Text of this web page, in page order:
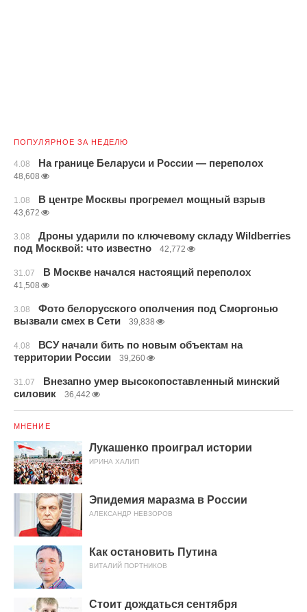
ПОПУЛЯРНОЕ ЗА НЕДЕЛЮ
4.08 На границе Беларуси и России — переполох
48,608
1.08 В центре Москвы прогремел мощный взрыв
43,672
3.08
Дроны ударили по ключевому складу Wildberries
под Москвой: что известно
42,772
31.07 В Москве начался настоящий переполох
41,508
3.08
Фото белорусского ополчения под Сморгонью
вызвали смех в Сети
39,838
4.08
ВСУ начали бить по новым объектам на
территории России
39,260
31.07
Внезапно умер высокопоставленный минский
силовик
36,442
МНЕНИЕ
Лукашенко проиграл истории
ИРИНА ХАЛИП
Эпидемия маразма в России
АЛЕКСАНДР НЕВЗОРОВ
Как остановить Путина
ВИТАЛИЙ ПОРТНИКОВ
Стоит дождаться сентября